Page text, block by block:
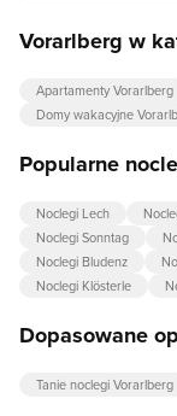
dlatego niektórzy
droższe o 0% od
Vorarlberg w
Apartamenty Vorarlberg
Domy wakacyjne
Popularne
Noclegi Lech
Noclegi Sonntag
Noclegi Bludenz
Noclegi Klösterle
Dopasowane
Tanie noclegi Vorarlberg